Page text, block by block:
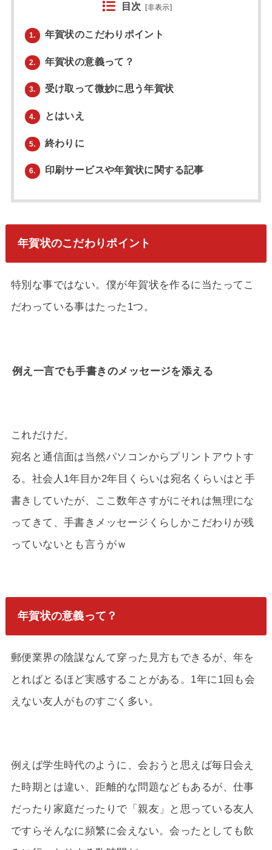
目次 [非表示]
1. 年賀状のこだわりポイント
2. 年賀状の意義って？
3. 受け取って微妙に思う年賀状
4. とはいえ
5. 終わりに
6. 印刷サービスや年賀状に関する記事
年賀状のこだわりポイント
特別な事ではない。僕が年賀状を作るに当たってこ
だわっている事はたった1つ。
例え一言でも手書きのメッセージを添える
これだけだ。
宛名と通信面は当然パソコンからプリントアウトす
る。社会人1年目か2年目くらいは宛名くらいはと手
書きしていたが、ここ数年さすがにそれは無理にな
ってきて、手書きメッセージくらしかこだわりが残
っていないとも言うがｗ
年賀状の意義って？
郵便業界の陰謀なんて穿った見方もできるが、年を
とればとるほど実感することがある。1年に1回も会
えない友人がものすごく多い。
例えば学生時代のように、会おうと思えば毎日会え
た時期とは違い、距離的な問題などもあるが、仕事
だったり家庭だったりで「親友」と思っている友人
ですらそんなに頻繁に会えない。会ったとしても飲